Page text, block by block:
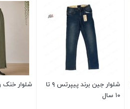
شلوار جین برند پیپرتس ۹ تا
۱۰ سال
شلوار خنک